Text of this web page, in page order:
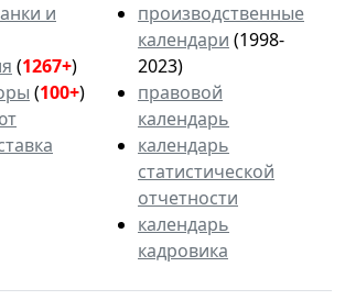
и
(1267+)
(100+)
производственные
календари (1998-
2023)
правовой
календарь
календарь
статистической
отчетности
календарь
кадровика